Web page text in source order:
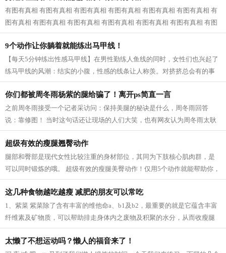
有图有真相 有图有真相 有图有真相 有图有真相 有图有真相 有图有真相 有
图有真相 有图有真相 有图有真相 有图有真相 有图有真相 有图有真相 有图
有真相...
9个动作让你躺着就能练出马甲线！
【每天5分钟练出性感马甲线】在男性勤练人鱼线的同时，女性们也兴起了
练马甲线的风潮：结实的小腹，性感的线条让人称羡。对挤挤总会有的事
业线，拥有马甲线的女性呈现的体态更...
你们都被周冬雨杨紫的腿给骗了！离开ps简直一言
之前周冬雨接受一个记者采访问：保持美腿的秘诀是什么，周冬雨回答
说：靠修图！ 当时这句话还让现场的人们大笑，也有网友认为周冬雨太耿
直，然而，看了一些没有后期修的图片之...
超级有效的瘦腿翘臀动作
腿部和臀部是现代女性比较注重的身材部位，其同为下肢核心肌肉群，是
可以同时锻炼的哦。 超级有效的瘦腿美臀动作！仅用5个动作就能帮助你，
瘦出性感美腿，同时还塑造紧致翘臀...
这几种食物越吃越瘦 减肥的朋友可以常吃
1、紫菜 紫菜除了含有丰富的维他命a、b1及b2，最重要的就是它蕴含丰富
纤维素及矿物质，可以帮助排走身体内之废物及积聚的水分，从而收瘦腿
之效。 2、芝麻 芝麻它的亚麻仁油酸可以...
太懒了不想运动吗？懒人的福音来了！